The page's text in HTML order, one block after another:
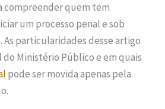
compreender quem tem
um processo penal e sob
As particularidades desse artigo
Ministério Público e em quais
pode ser movida apenas pela